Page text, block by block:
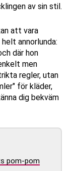
av sin stil.
att vara
annorlunda:
där hon
men
regler, utan
för kläder,
dig bekväm
pom-pom